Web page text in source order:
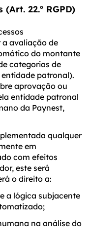
22.º RGPD)
avaliação de
do montante
categorias de
patronal).
aprovação ou
entidade patronal
da Paynest,
qualquer
em
com efeitos
este será
o direito a:
a lógica subjacente
na análise do